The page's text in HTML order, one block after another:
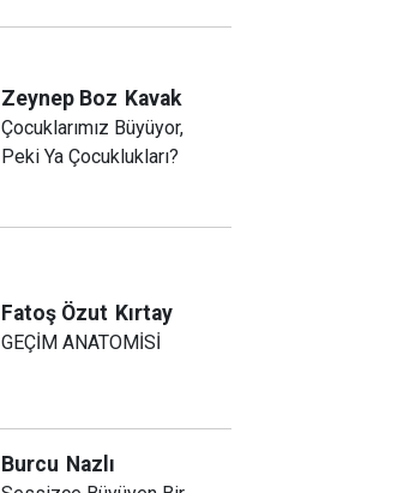
Zeynep Boz Kavak
Çocuklarımız Büyüyor,
Peki Ya Çocuklukları?
Fatoş Özut Kırtay
GEÇİM ANATOMİSİ
Burcu Nazlı